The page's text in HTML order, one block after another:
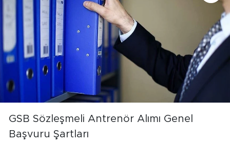
GSB Sözleşmeli Antrenör Alımı Genel
Başvuru Şartları